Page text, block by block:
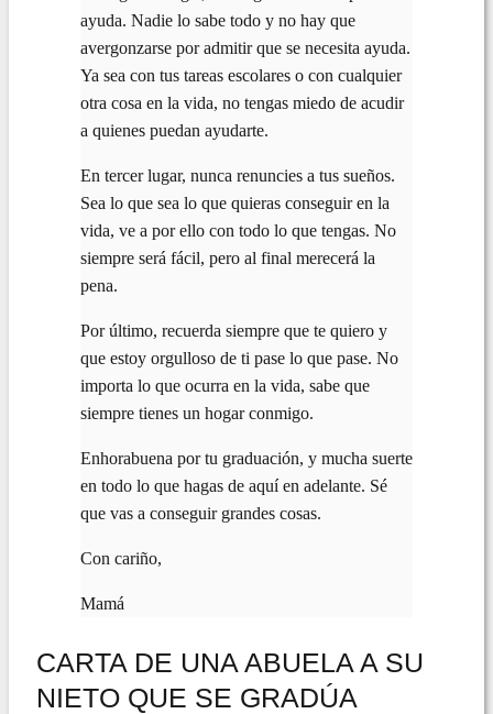
ayuda. Nadie lo sabe todo y no hay que
avergonzarse por admitir que se necesita ayuda.
Ya sea con tus tareas escolares o con cualquier
otra cosa en la vida, no tengas miedo de acudir
a quienes puedan ayudarte.
En tercer lugar, nunca renuncies a tus sueños.
Sea lo que sea lo que quieras conseguir en la
vida, ve a por ello con todo lo que tengas. No
siempre será fácil, pero al final merecerá la
pena.
Por último, recuerda siempre que te quiero y
que estoy orgulloso de ti pase lo que pase. No
importa lo que ocurra en la vida, sabe que
siempre tienes un hogar conmigo.
Enhorabuena por tu graduación, y mucha suerte
en todo lo que hagas de aquí en adelante. Sé
que vas a conseguir grandes cosas.
Con cariño,
Mamá
CARTA DE UNA ABUELA A SU
NIETO QUE SE GRADÚA